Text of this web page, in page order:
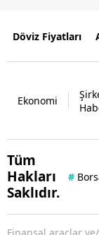
Döviz Fiyatları
Ekonomi
Tüm
Hakları
Saklıdır.
#